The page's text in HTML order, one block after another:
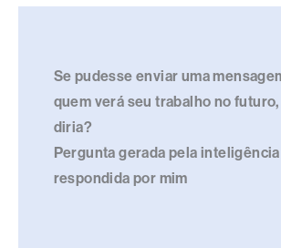
Se pudesse enviar uma
quem verá seu trabalho no
diria?
Pergunta gerada pela
respondida por mim